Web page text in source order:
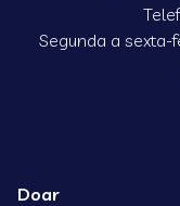
Segunda a
Doar